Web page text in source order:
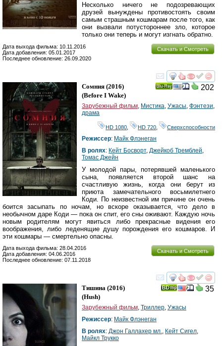
Несколько ничего не подозревающих
друзей вынуждены противостоять своим
самым страшным кошмарам после того, как
они вызвали потустороннее зло, которое
только они теперь и могут изгнать обратно.
Скачать и Смотреть
Дата выхода фильма: 10.11.2016
Дата добавления: 05.01.2017
Последнее обновление: 26.09.2020
смотреть
202
Сомния (2016)
(Before I Wake)
Зарубежный фильм Мистика Ужасы Фэнтези
драма
HD 1080 HD 720 Сверхспособности
Режиссер: Майк Флэнеган
В ролях: Кейт Босворт, Джейкоб Тремблей
Томас Джейн
У молодой пары, потерявшей маленького
сына, появляется второй шанс на
счастливую жизнь, когда они берут из
приюта замечательного восьмилетнего
Коди. По неизвестной им причине он очень
боится засыпать по ночам, но вскоре оказывается, что дело в
необычном даре Коди — пока он спит, его сны оживают. Каждую ночь
новым родителям могут явиться либо прекрасные видения его
воображения, либо леденящие душу порождения его кошмаров. И
эти кошмары — смертельно опасны.
Скачать и Смотреть
Дата выхода фильма: 28.04.2016
Дата добавления: 04.06.2016
Последнее обновление: 07.11.2018
смотреть
35
Тишина (2016)
(Hush)
Зарубежный фильм, Триллер, Ужасы
Режиссер: Майк Флэнеган
В ролях: Джон Галлахер мл., Кейт Сигел,
Майкл Трукко